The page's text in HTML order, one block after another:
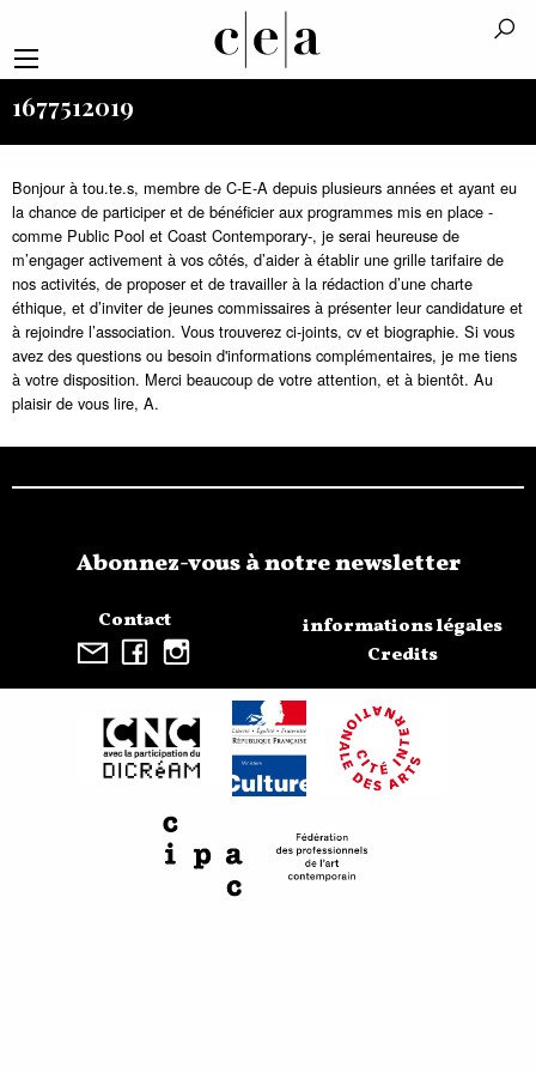
1677512019
Bonjour à tou.te.s, membre de C-E-A depuis plusieurs années et ayant eu
la chance de participer et de bénéficier aux programmes mis en place -
comme Public Pool et Coast Contemporary-, je serai heureuse de
m’engager activement à vos côtés, d’aider à établir une grille tarifaire de
nos activités, de proposer et de travailler à la rédaction d’une charte
éthique, et d’inviter de jeunes commissaires à présenter leur candidature et
à rejoindre l’association. Vous trouverez ci-joints, cv et biographie. Si vous
avez des questions ou besoin d'informations complémentaires, je me tiens
à votre disposition. Merci beaucoup de votre attention, et à bientôt. Au
plaisir de vous lire, A.
Contact
Abonnez-vous à notre newsletter
informations légales
Credits